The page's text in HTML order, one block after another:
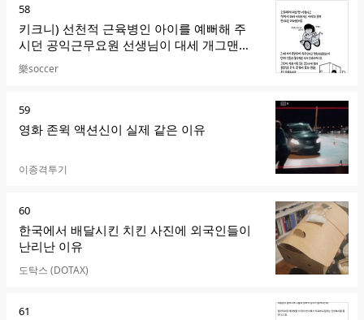
순
위
58
키크니) 선천적 근육병인 아이를 예뻐해 주
시던 공익근무요원 선생님이 대세 개그맨이
되었습니다
카페명
樂soccer
순
위
59
영화 존윅 액션신이 실제 같은 이유
카페명
이종격투기
순
위
60
한국에서 배달시킨 치킨 사진에 외국인들이
난리난 이유
카페명
도탁스 (DOTAX)
순
61